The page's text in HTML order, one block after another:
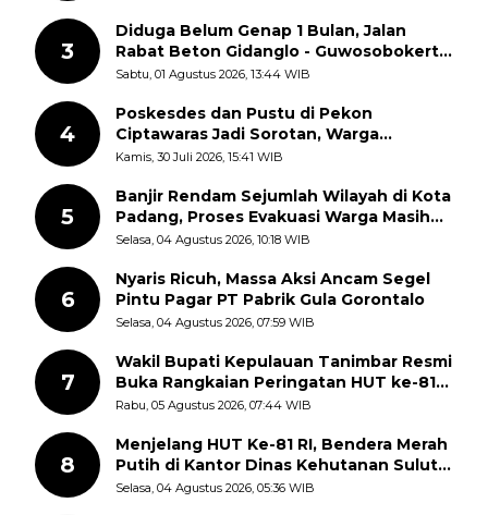
3
Diduga Belum Genap 1 Bulan, Jalan
Rabat Beton Gidanglo - Guwosobokerto
Sudah Pecah
Sabtu, 01 Agustus 2026, 13:44 WIB
4
Poskesdes dan Pustu di Pekon
Ciptawaras Jadi Sorotan, Warga
Keluhkan Fasilitas Terbengkalai dan
Kamis, 30 Juli 2026, 15:41 WIB
5
Banjir Rendam Sejumlah Wilayah di Kota
Padang, Proses Evakuasi Warga Masih
Berlangsung
Selasa, 04 Agustus 2026, 10:18 WIB
6
Nyaris Ricuh, Massa Aksi Ancam Segel
Pintu Pagar PT Pabrik Gula Gorontalo
Selasa, 04 Agustus 2026, 07:59 WIB
7
Wakil Bupati Kepulauan Tanimbar Resmi
Buka Rangkaian Peringatan HUT ke-81
Kemerdekaan RI, ASN Diajak Perkuat
Rabu, 05 Agustus 2026, 07:44 WIB
8
Menjelang HUT Ke-81 RI, Bendera Merah
Putih di Kantor Dinas Kehutanan Sulut
Disorot Warga
Selasa, 04 Agustus 2026, 05:36 WIB